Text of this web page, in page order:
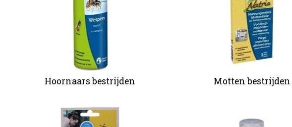
Hoornaars bestrijden Motten bestrijden